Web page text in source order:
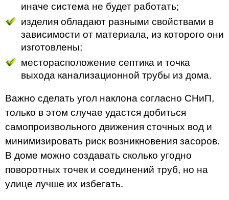
иначе система не будет работать;
изделия обладают разными свойствами в
зависимости от материала, из которого они
изготовлены;
месторасположение септика и точка
выхода канализационной трубы из дома.
Важно сделать угол наклона согласно СНиП,
только в этом случае удастся добиться
самопроизвольного движения сточных вод и
минимизировать риск возникновения засоров.
В доме можно создавать сколько угодно
поворотных точек и соединений труб, но на
улице лучше их избегать.